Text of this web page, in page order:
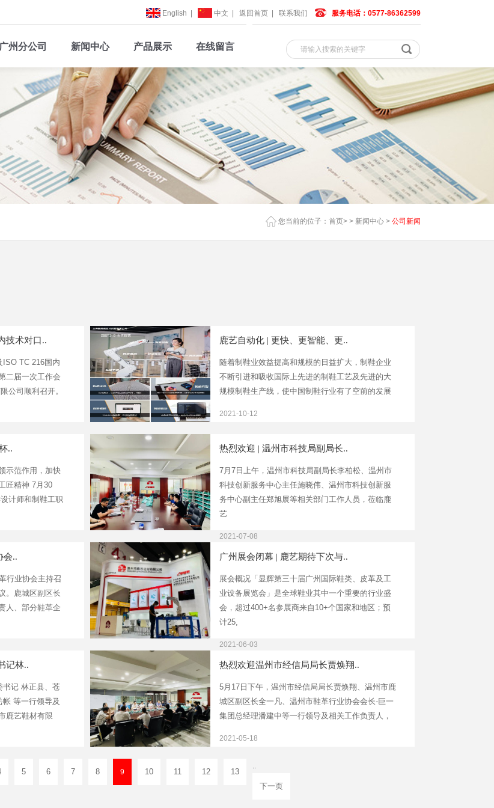
English 中文 返回首页 联系我们 服务电话：0577-86362599
广州分公司 新闻中心 产品展示 在线留言
您当前的位子： 首页> > 新闻中心 > 公司新闻
技术对口..
ISO TC 216国内
二届一次工作会
公司顺利召开。
鹿艺自动化 | 更快、更智能、更..
随着制鞋业效益提高和规模的日益扩大，制鞋企业
不断引进和吸收国际上先进的制鞋工艺及先进的大
规模制鞋生产线，使中国制鞋行业有了空前的发展
2021-10-12
..
示范作用，加快
匠精神 7月30
计师和制鞋工职
热烈欢迎 | 温州市科技局副局长..
7月7日上午，温州市科技局副局长李柏松、温州市
科技创新服务中心主任施晓伟、温州市科技创新服
务中心副主任郑旭展等相关部门工作人员，莅临鹿
艺
2021-07-08
会..
行业协会主持召
。鹿城区副区长
人、部分鞋革企
广州展会闭幕 | 鹿艺期待下次与..
展会概况「显辉第三十届广州国际鞋类、皮革及工
业设备展览会」是全球鞋业其中一个重要的行业盛
会，超过400+名参展商来自10+个国家和地区；预
计25,
2021-06-03
记林..
书记 林正县、苍
等一行领导及
鹿艺鞋材有限
热烈欢迎温州市经信局局长贾焕翔..
5月17日下午，温州市经信局局长贾焕翔、温州市鹿
城区副区长全一凡、温州市鞋革行业协会会长-巨一
集团总经理潘建中等一行领导及相关工作负责人，
2021-05-18
5 6 7 8 9 10 11 12
13
下一页